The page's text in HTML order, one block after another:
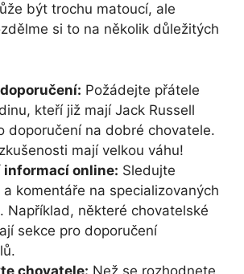
být trochu matoucí, ale
si to na několik důležitých
Požádejte přátele
kteří již mají Jack Russell
doporučení na dobré chovatele.
mají velkou váhu!
informací online: Sledujte
a komentáře na specializovaných
Například, některé chovatelské
sekce pro doporučení
chovatele: Než se rozhodnete,